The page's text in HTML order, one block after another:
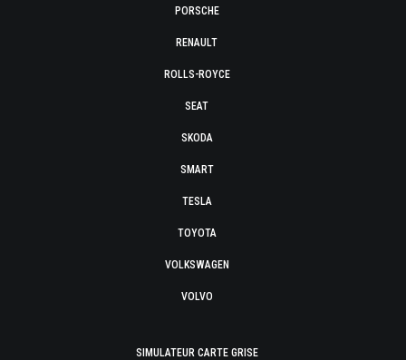
PORSCHE
RENAULT
ROLLS-ROYCE
SEAT
SKODA
SMART
TESLA
TOYOTA
VOLKSWAGEN
VOLVO
SIMULATEUR CARTE GRISE